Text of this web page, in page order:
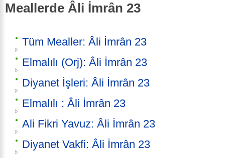
Meallerde Âli İmrân 23
Tüm Mealler: Âli İmrân 23
Elmalılı (Orj): Âli İmrân 23
Diyanet İşleri: Âli İmrân 23
Elmalılı : Âli İmrân 23
Ali Fikri Yavuz: Âli İmrân 23
Diyanet Vakfi: Âli İmrân 23